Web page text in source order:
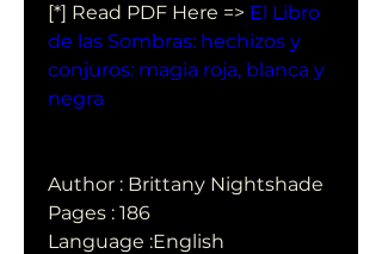
[*] Read PDF Here => El Libro
de las Sombras: hechizos y
conjuros: magia roja, blanca y
negra
Author : Brittany Nightshade
Pages : 186
Language :English